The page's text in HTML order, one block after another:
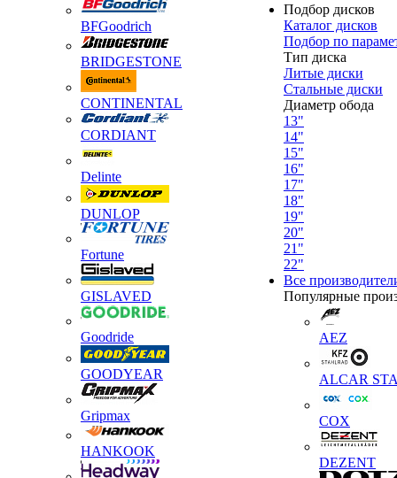
BFGoodrich
BRIDGESTONE
CONTINENTAL
CORDIANT
Delinte
DUNLOP
Fortune
GISLAVED
Goodride
GOODYEAR
Gripmax
HANKOOK
Подбор дисков
Каталог дисков
Подбор по
Тип диска
Литые диски
Стальные диски
Диаметр обода
13"
14"
15"
16"
17"
18"
19"
20"
21"
22"
Все
Популярные
AEZ
ALCAR
COX
DEZENT